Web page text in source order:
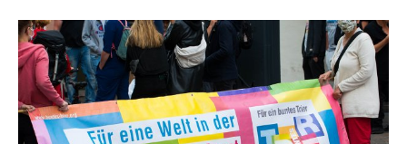
Inhaltskarousell
für
weitere
Inhalte
Inhaltskarussell
überspringen